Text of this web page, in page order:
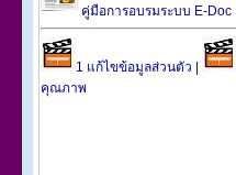
คู่มือการอบรมระบบ E-Doc
1 แก้ไขข้อมูลส่วนตัว |
คุณภาพ